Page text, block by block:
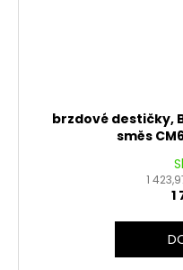
brzdové destičky,
směs
1
1